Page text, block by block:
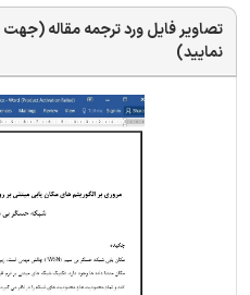
تصاویر فایل ورد ترجمه مقاله
نمایید)